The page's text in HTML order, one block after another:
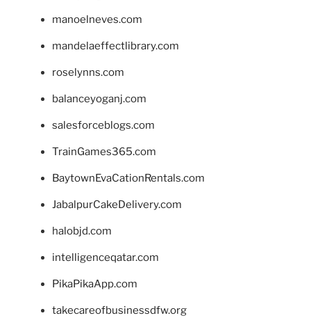
manoelneves.com
mandelaeffectlibrary.com
roselynns.com
balanceyoganj.com
salesforceblogs.com
TrainGames365.com
BaytownEvaCationRentals.com
JabalpurCakeDelivery.com
halobjd.com
intelligenceqatar.com
PikaPikaApp.com
takecareofbusinessdfw.org